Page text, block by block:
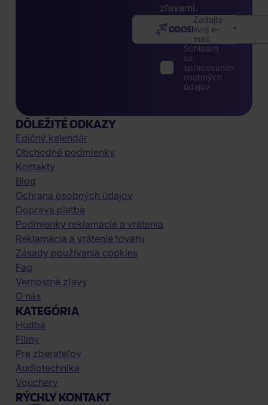
zľavami.
Zadajte
svoj e-
mail
ODOSLAŤ
Súhlasím
so
spracovaním
osobných
údajov
DÔLEŽITÉ ODKAZY
Edičný kalendár
Obchodné podmienky
Kontakty
Blog
Ochrana osobných údajov
Doprava platba
Podmienky reklamácie a vrátenia
Reklamácia a vrátenie tovaru
Zásady používania cookies
Faq
Vernostné zľavy
O nás
KATEGÓRIA
Hudba
Filmy
Pre zberateľov
Audiotechnika
Vouchery
RÝCHLY KONTAKT